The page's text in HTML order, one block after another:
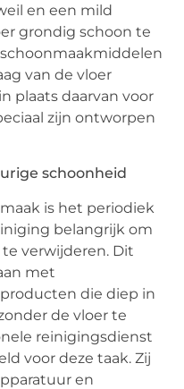
en een mild
grondig schoon te
van de vloer
plaats daarvan voor
zijn ontworpen
schoonheid
is het periodiek
belangrijk om
verwijderen. Dit
met
die diep in
de vloer te
reinigingsdienst
voor deze taak. Zij
en